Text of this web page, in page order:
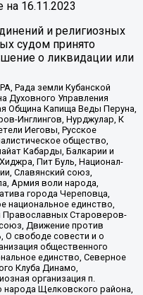
на 16.11.2023
и религиозных
судом принято
о ликвидации или
Рада земли Кубанской
Духовного Управления
Община Капища Веды Перуна,
Инглингов, Нурджулар, К
Иеговы, Русское
общество,
Кабарды, Балкарии и
Пит Буль, Национал-
Славянский союз,
Армия воли народа,
города Череповца,
национальное единство,
Православных Староверов-
Движение против
О свободе совести и о
общественного
единство, Северное
Клуба Динамо,
организация п.
народа Щелковского района,